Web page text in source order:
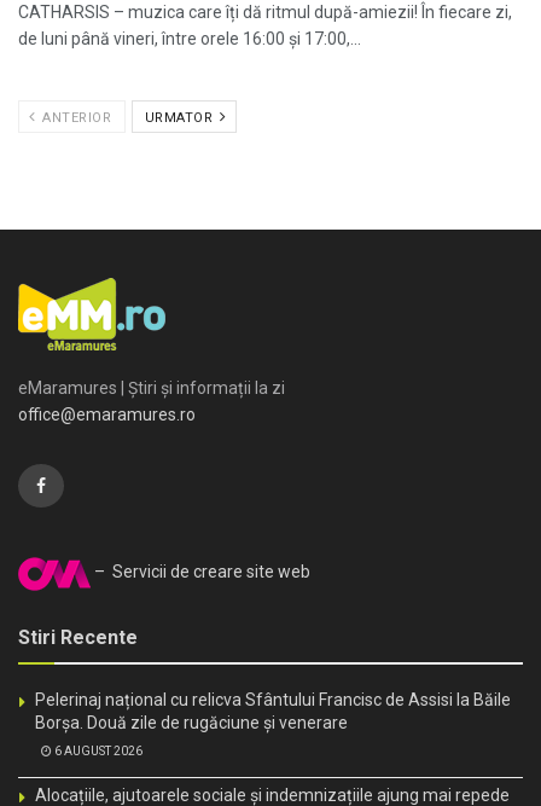
CATHARSIS – muzica care îți dă ritmul după-amiezii! În fiecare zi,
de luni până vineri, între orele 16:00 și 17:00,...
ANTERIOR URMATOR
eMaramures | Știri și informații la zi
office@emaramures.ro
– Servicii de creare site web
Stiri Recente
Pelerinaj național cu relicva Sfântului Francisc de Assisi la Băile
Borșa. Două zile de rugăciune și venerare
6 AUGUST 2026
Alocațiile, ajutoarele sociale și indemnizațiile ajung mai repede